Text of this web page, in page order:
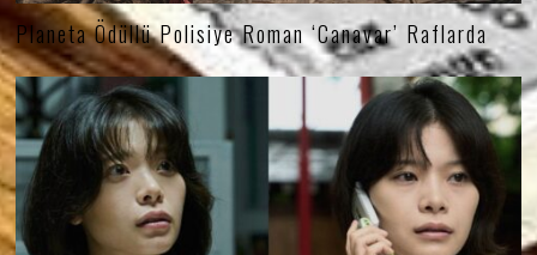
Planeta Ödüllü Polisiye Roman ‘Canavar’ Raflarda